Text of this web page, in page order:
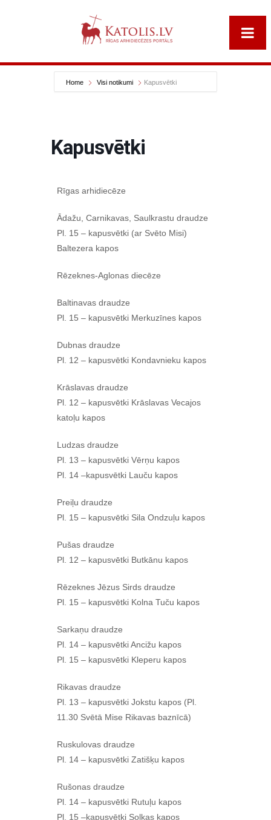
Home Visi notikumi Kapusvētki
Kapusvētki
Rīgas arhidiecēze
Ādažu, Carnikavas, Saulkrastu draudze
Pl. 15 – kapusvētki (ar Svēto Misi)
Baltezera kapos
Rēzeknes-Aglonas diecēze
Baltinavas draudze
Pl. 15 – kapusvētki Merkuzīnes kapos
Dubnas draudze
Pl. 12 – kapusvētki Kondavnieku kapos
Krāslavas draudze
Pl. 12 – kapusvētki Krāslavas Vecajos
katoļu kapos
Ludzas draudze
Pl. 13 – kapusvētki Vērņu kapos
Pl. 14 –kapusvētki Lauču kapos
Preiļu draudze
Pl. 15 – kapusvētki Sila Ondzuļu kapos
Pušas draudze
Pl. 12 – kapusvētki Butkānu kapos
Rēzeknes Jēzus Sirds draudze
Pl. 15 – kapusvētki Kolna Tuču kapos
Sarkaņu draudze
Pl. 14 – kapusvētki Ancižu kapos
Pl. 15 – kapusvētki Kleperu kapos
Rikavas draudze
Pl. 13 – kapusvētki Jokstu kapos (Pl.
11.30 Svētā Mise Rikavas baznīcā)
Ruskulovas draudze
Pl. 14 – kapusvētki Zatišķu kapos
Rušonas draudze
Pl. 14 – kapusvētki Rutuļu kapos
Pl. 15 –kapusvētki Solkas kapos